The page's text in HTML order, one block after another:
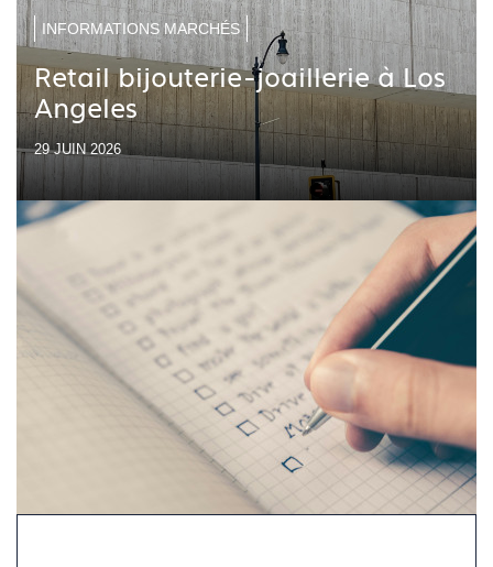
INFORMATIONS MARCHÉS
Retail bijouterie-joaillerie à Los
Angeles
29 JUIN 2026